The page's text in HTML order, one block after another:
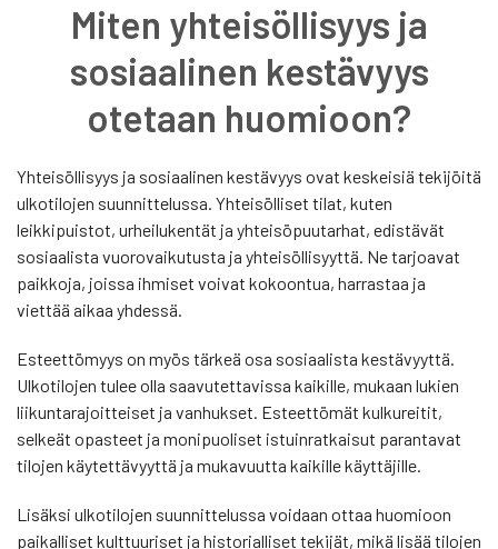
Miten yhteisöllisyys ja
sosiaalinen kestävyys
otetaan huomioon?
Yhteisöllisyys ja sosiaalinen kestävyys ovat keskeisiä tekijöitä
ulkotilojen suunnittelussa. Yhteisölliset tilat, kuten
leikkipuistot, urheilukentät ja yhteisöpuutarhat, edistävät
sosiaalista vuorovaikutusta ja yhteisöllisyyttä. Ne tarjoavat
paikkoja, joissa ihmiset voivat kokoontua, harrastaa ja
viettää aikaa yhdessä.
Esteettömyys on myös tärkeä osa sosiaalista kestävyyttä.
Ulkotilojen tulee olla saavutettavissa kaikille, mukaan lukien
liikuntarajoitteiset ja vanhukset. Esteettömät kulkureitit,
selkeät opasteet ja monipuoliset istuinratkaisut parantavat
tilojen käytettävyyttä ja mukavuutta kaikille käyttäjille.
Lisäksi ulkotilojen suunnittelussa voidaan ottaa huomioon
paikalliset kulttuuriset ja historialliset tekijät, mikä lisää tilojen